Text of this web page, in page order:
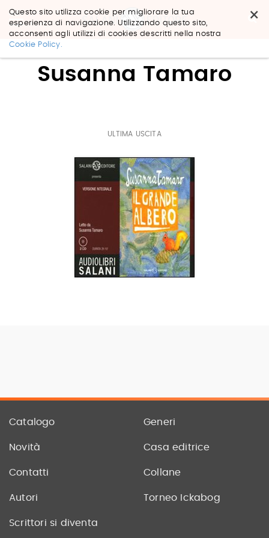
×
Questo sito utilizza cookie per migliorare la tua
esperienza di navigazione. Utilizzando questo sito,
acconsenti agli utilizzi di cookies descritti nella nostra
Cookie Policy.
Salta
Susanna Tamaro
ULTIMA USCITA
Catalogo Generi
Novità Casa editrice
Contatti Collane
Autori Torneo Ickabog
Scrittori si diventa